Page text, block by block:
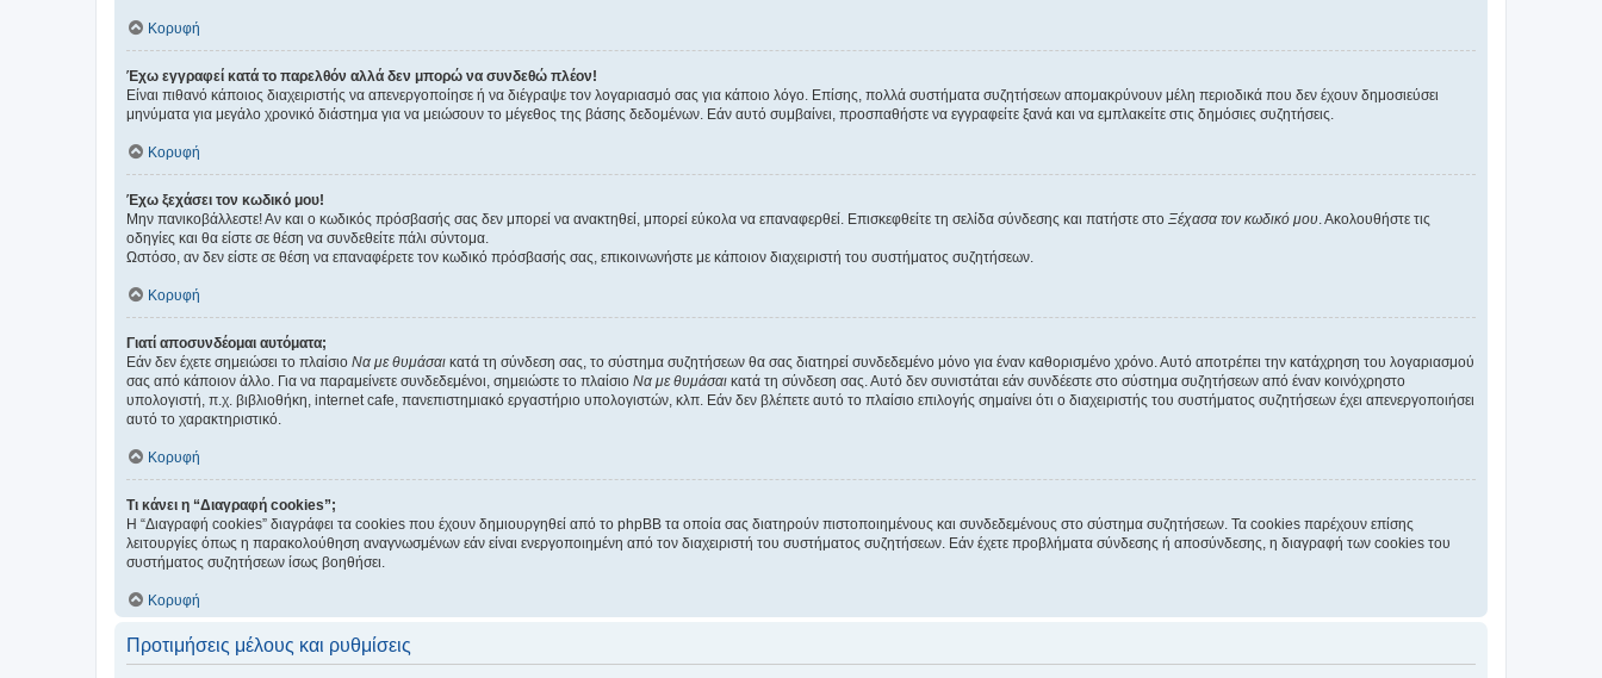
Κορυφή
Έχω εγγραφεί κατά το παρελθόν αλλά δεν μπορώ να συνδεθώ πλέον!
Είναι πιθανό κάποιος διαχειριστής να απενεργοποίησε ή να διέγραψε τον λογαριασμό σας για κάποιο λόγο. Επίσης, πολλά συστήματα συζητήσεων απομακρύνουν μέλη περιοδικά που δεν έχουν δημοσιεύσει
μηνύματα για μεγάλο χρονικό διάστημα για να μειώσουν το μέγεθος της βάσης δεδομένων. Εάν αυτό συμβαίνει, προσπαθήστε να εγγραφείτε ξανά και να εμπλακείτε στις δημόσιες συζητήσεις.
Κορυφή
Έχω ξεχάσει τον κωδικό μου!
Μην πανικοβάλλεστε! Αν και ο κωδικός πρόσβασής σας δεν μπορεί να ανακτηθεί, μπορεί εύκολα να επαναφερθεί. Επισκεφθείτε τη σελίδα σύνδεσης και πατήστε στο Ξέχασα τον κωδικό μου . Ακολουθήστε τις
οδηγίες και θα είστε σε θέση να συνδεθείτε πάλι σύντομα.
Ωστόσο, αν δεν είστε σε θέση να επαναφέρετε τον κωδικό πρόσβασής σας, επικοινωνήστε με κάποιον διαχειριστή του συστήματος συζητήσεων.
Κορυφή
Γιατί αποσυνδέομαι αυτόματα;
Εάν δεν έχετε σημειώσει το πλαίσιο Να με θυμάσαι κατά τη σύνδεση σας, το σύστημα συζητήσεων θα σας διατηρεί συνδεδεμένο μόνο για έναν καθορισμένο χρόνο. Αυτό αποτρέπει την κατάχρηση του λογαριασμού
σας από κάποιον άλλο. Για να παραμείνετε συνδεδεμένοι, σημειώστε το πλαίσιο Να με θυμάσαι κατά τη σύνδεση σας. Αυτό δεν συνιστάται εάν συνδέεστε στο σύστημα συζητήσεων από έναν κοινόχρηστο
υπολογιστή, π.χ. βιβλιοθήκη, internet cafe, πανεπιστημιακό εργαστήριο υπολογιστών, κλπ. Εάν δεν βλέπετε αυτό το πλαίσιο επιλογής σημαίνει ότι ο διαχειριστής του συστήματος συζητήσεων έχει απενεργοποιήσει
αυτό το χαρακτηριστικό.
Κορυφή
Τι κάνει η “Διαγραφή cookies”;
Η “Διαγραφή cookies” διαγράφει τα cookies που έχουν δημιουργηθεί από το phpBB τα οποία σας διατηρούν πιστοποιημένους και συνδεδεμένους στο σύστημα συζητήσεων. Τα cookies παρέχουν επίσης
λειτουργίες όπως η παρακολούθηση αναγνωσμένων εάν είναι ενεργοποιημένη από τον διαχειριστή του συστήματος συζητήσεων. Εάν έχετε προβλήματα σύνδεσης ή αποσύνδεσης, η διαγραφή των cookies του
συστήματος συζητήσεων ίσως βοηθήσει.
Κορυφή
Προτιμήσεις μέλους και ρυθμίσεις